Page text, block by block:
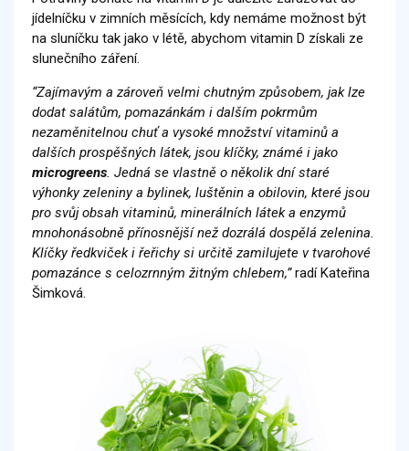
jídelníčku v zimních měsících, kdy nemáme možnost být
na sluníčku tak jako v létě, abychom vitamin D získali ze
slunečního záření.
“Zajímavým a zároveň velmi chutným způsobem, jak lze
dodat salátům, pomazánkám i dalším pokrmům
nezaměnitelnou chuť a vysoké množství vitaminů a
dalších prospěšných látek, jsou klíčky, známé i jako
microgreens. Jedná se vlastně o několik dní staré
výhonky zeleniny a bylinek, luštěnin a obilovin, které jsou
pro svůj obsah vitaminů, minerálních látek a enzymů
mnohonásobně přínosnější než dozrálá dospělá zelenina.
Klíčky ředkviček i řeřichy si určitě zamilujete v tvarohové
pomazánce s celozrnným žitným chlebem,”radí Kateřina
Šimková.